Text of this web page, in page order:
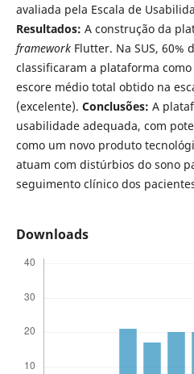
avaliada pela Escala de
Resultados: A construção da
framework Flutter. Na SUS, 60%
classificaram a plataforma
escore médio total obtido na
(excelente). Conclusões: A
usabilidade adequada, com
como um novo produto
atuam com distúrbios do sono
seguimento clínico dos
Downloads